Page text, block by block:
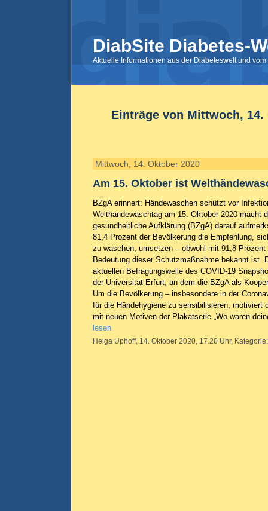
DiabSite Diabetes-
Aktuelle Informationen aus der Diabeteswelt und
Einträge von Mittwoch, 14.
Mittwoch, 14. Oktober 2020
Am 15. Oktober ist
BZgA erinnert: Händewaschen schützt vor
Welthändewaschtag am 15. Oktober 2020 macht
gesundheitliche Aufklärung (BZgA) darauf
81,4 Prozent der Bevölkerung die Empfehlung,
zu waschen, umsetzen – obwohl mit 91,8
Bedeutung dieser Schutzmaßnahme bekannt ist.
aktuellen Befragungswelle des COVID-19
der Universität Erfurt, an dem die BZgA als
Um die Bevölkerung – insbesondere in der
für die Händehygiene zu sensibilisieren, motiviert
mit neuen Motiven der Plakatserie „Wo waren
lesen
Helga Uphoff, 14. Oktober 2020, 17.20 Uhr,